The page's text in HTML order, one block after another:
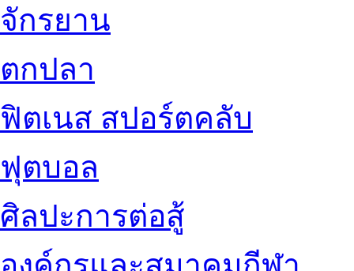
จักรยาน
ตกปลา
ฟิตเนส สปอร์ตคลับ
ฟุตบอล
ศิลปะการต่อสู้